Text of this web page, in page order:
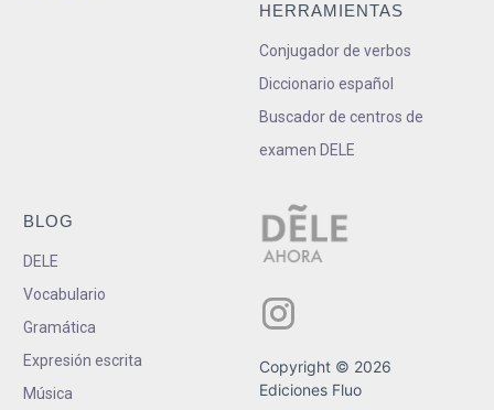
HERRAMIENTAS
Conjugador de verbos
Diccionario español
Buscador de centros de
examen DELE
BLOG
DELE
Vocabulario
Gramática
Expresión escrita
Música
Copyright © 2026
Ediciones Fluo